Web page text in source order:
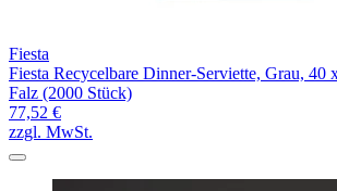
Fiesta
Fiesta Recycelbare Dinner-Serviette, Grau, 40
Falz (2000 Stück)
77,52 €
zzgl. MwSt.